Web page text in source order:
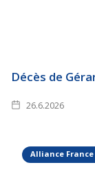
Décès de
26.6.2026
Alliance